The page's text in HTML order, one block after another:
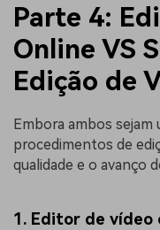
Parte 4:
Online VS
Edição de
Embora ambos sejam
procedimentos de
qualidade e o avanço
1. Editor de vídeo